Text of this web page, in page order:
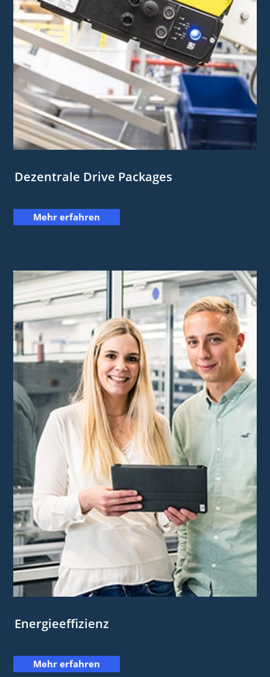
Dezentrale Drive Packages
Mehr erfahren
Energieeffizienz
Mehr erfahren